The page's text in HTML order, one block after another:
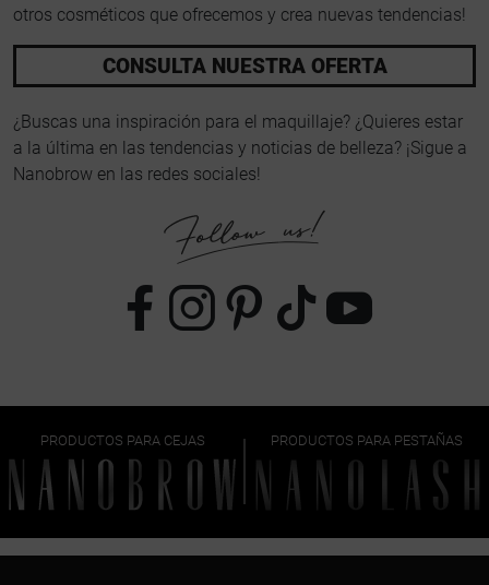
otros cosméticos que ofrecemos y crea nuevas tendencias!
CONSULTA NUESTRA OFERTA
¿Buscas una inspiración para el maquillaje? ¿Quieres estar
a la última en las tendencias y noticias de belleza? ¡Sigue a
Nanobrow en las redes sociales!
PRODUCTOS PARA CEJAS PRODUCTOS PARA PESTAÑAS